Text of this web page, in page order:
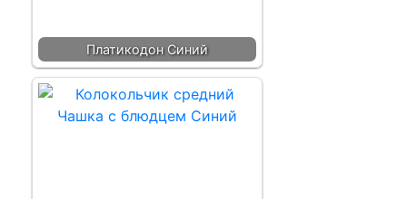
Платикодон Синий